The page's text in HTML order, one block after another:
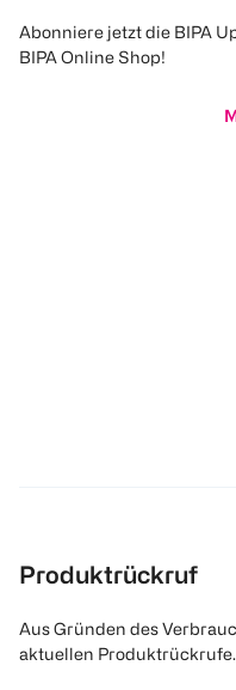
Abonniere jetzt die BIPA
BIPA Online Shop!
Produktrückruf
Aus Gründen des
aktuellen Produktrückrufe.